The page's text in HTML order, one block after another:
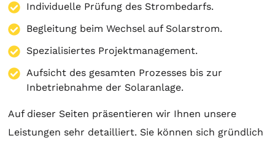
Individuelle Prüfung des Strombedarfs.
Begleitung beim Wechsel auf Solarstrom.
Spezialisiertes Projektmanagement.
Aufsicht des gesamten Prozesses bis zur
Inbetriebnahme der Solaranlage.
Auf dieser Seiten präsentieren wir Ihnen unsere
Leistungen sehr detailliert. Sie können sich gründlich